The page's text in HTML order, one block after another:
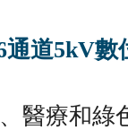
道5kV數
醫療和